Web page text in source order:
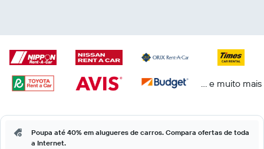
... e muito mais
Poupa até 40% em alugueres de carros. Compara ofertas de toda
a Internet.